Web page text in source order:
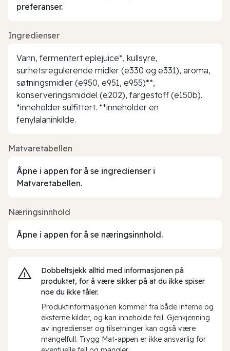
preferanser.
Ingredienser
Vann, fermentert eplejuice*, kullsyre,
surhetsregulerende midler (e330 og e331), aroma,
søtningsmidler (e950, e951, e955)**,
konserveringsmiddel (e202), fargestoff (e150b).
*inneholder sulfittert. **inneholder en
fenylalaninkilde.
Matvaretabellen
Åpne i appen for å se ingredienser i
Matvaretabellen.
Næringsinnhold
Åpne i appen for å se næringsinnhold.
Dobbeltsjekk alltid med informasjonen på
produktet, for å være sikker på at du ikke spiser
noe du ikke tåler.
Produktinformasjonen kommer fra både interne og
eksterne kilder, og kan inneholde feil. Gjenkjenning
av ingredienser og tilsetninger kan også være
mangelfull. Trygg Mat-appen er ikke ansvarlig for